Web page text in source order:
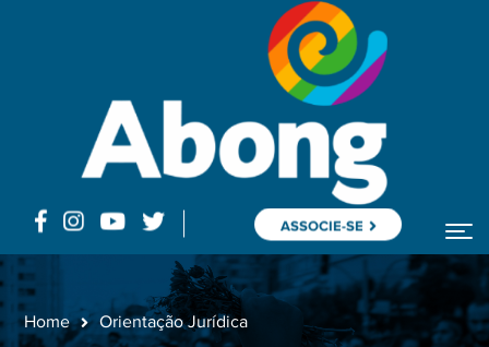
ASSOCIE-SE
Home Orientação Jurídica